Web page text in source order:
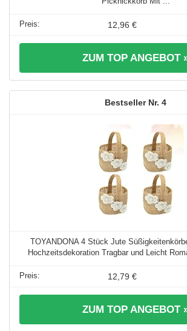
12,96 €
ZUM TOP ANGEBOT
4
TOYANDONA 4 Stück Jute
Hochzeitsdekoration Tragbar und Leicht
12,79 €
ZUM TOP ANGEBOT